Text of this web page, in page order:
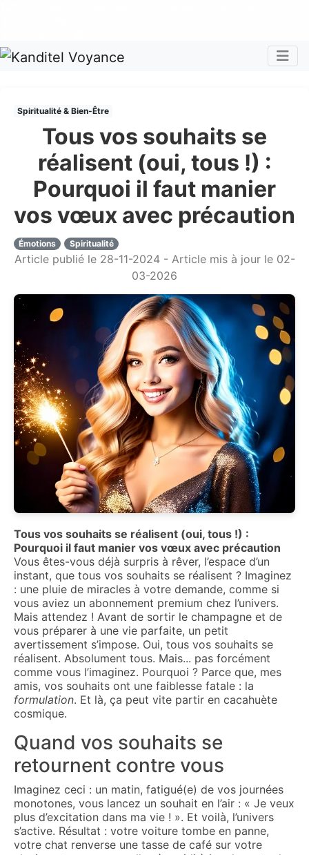
Spiritualité & Bien-Être
Tous vos souhaits se
réalisent (oui, tous !) :
Pourquoi il faut manier
vos vœux avec précaution
Émotions Spiritualité
Article publié le 28-11-2024 - Article mis à jour le 02-
03-2026
Tous vos souhaits se réalisent (oui, tous !) :
Pourquoi il faut manier vos vœux avec précaution
Vous êtes-vous déjà surpris à rêver, l’espace d’un
instant, que tous vos souhaits se réalisent ? Imaginez
: une pluie de miracles à votre demande, comme si
vous aviez un abonnement premium chez l’univers.
Mais attendez ! Avant de sortir le champagne et de
vous préparer à une vie parfaite, un petit
avertissement s’impose. Oui, tous vos souhaits se
réalisent. Absolument tous. Mais... pas forcément
comme vous l’imaginez. Pourquoi ? Parce que, mes
amis, vos souhaits ont une faiblesse fatale : la
formulation. Et là, ça peut vite partir en cacahuète
cosmique.
Quand vos souhaits se
retournent contre vous
Imaginez ceci : un matin, fatigué(e) de vos journées
monotones, vous lancez un souhait en l’air : « Je veux
plus d’excitation dans ma vie ! ». Et voilà, l’univers
s’active. Résultat : votre voiture tombe en panne,
votre chat renverse une tasse de café sur votre